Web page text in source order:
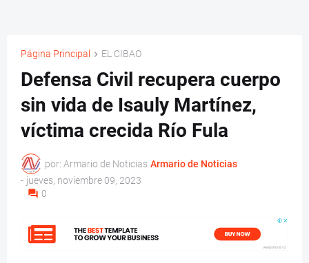
Página Principal EL CIBAO
Defensa Civil recupera cuerpo
sin vida de Isauly Martínez,
víctima crecida Río Fula
por: Armario de Noticias Armario de Noticias
- jueves, noviembre 09, 2023
0